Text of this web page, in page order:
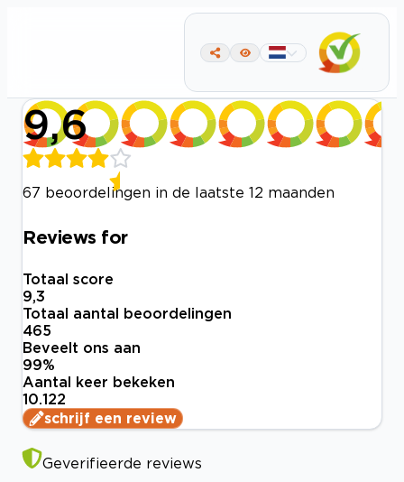
9,6
67 beoordelingen in de laatste 12 maanden
Reviews for
Totaal score
9,3
Totaal aantal beoordelingen
465
Beveelt ons aan
99%
Aantal keer bekeken
10.122
schrijf een review
Geverifieerde reviews